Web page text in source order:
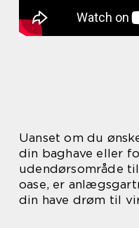
Uanset om du
din baghave eller
udendørsområde
oase, er
din have drøm til